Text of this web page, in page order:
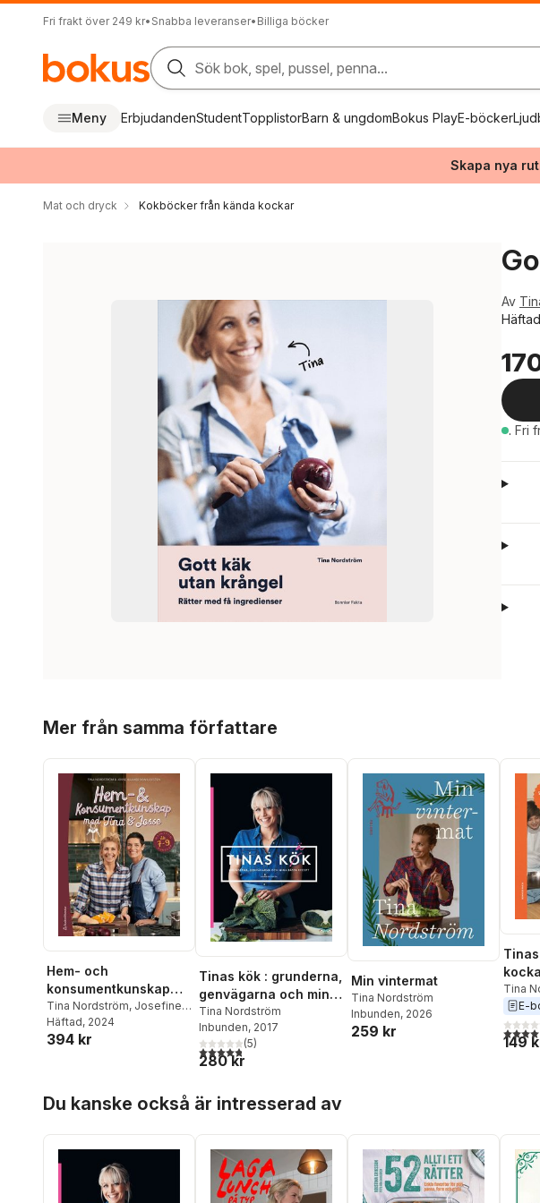
Fri frakt över 249 kr• Snabba leveranser• Billiga böcker
Sök bok, spel, pussel, penna...
Meny ErbjudandenStudentTopplistorBarn & ungdomBokus PlayE-böcker
Skapa nya
Mat och dryck Kokböcker från kända kockar
Av
. Fri
Mer från samma författare
Hem- och
konsumentkunskap
med Tina och Josse
Tina Nordström, Josefine
Haamer von Hofsten
Häftad, 2024
394 kr
Tinas kök : grunderna,
genvägarna och mina
bästa recept
Tina Nordström
Inbunden, 2017
4,8utav 5 stjärnor. Totalt antal röster:
(5)
280 kr
Min vintermat
Tina Nordström
Inbunden, 2026
259 kr
Tina
E-
4,0
149
Du kanske också är intresserad av